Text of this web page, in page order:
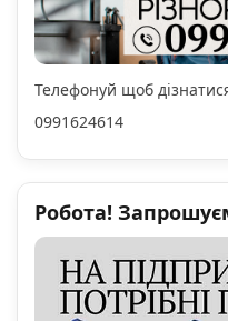
Телефонуй щоб
0991624614
Робота!